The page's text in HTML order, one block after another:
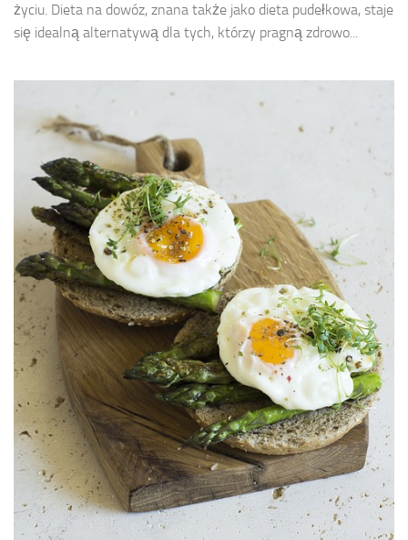
życiu. Dieta na dowóz, znana także jako dieta pudełkowa, staje
się idealną alternatywą dla tych, którzy pragną zdrowo...